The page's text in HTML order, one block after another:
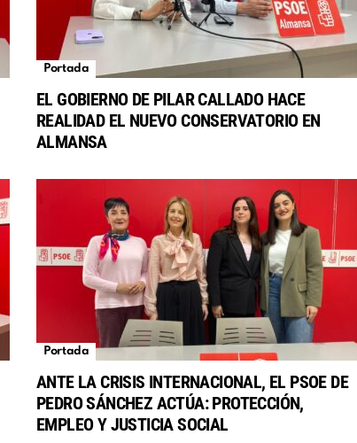
Portada
EL GOBIERNO DE PILAR CALLADO HACE
REALIDAD EL NUEVO CONSERVATORIO EN
ALMANSA
Portada
ANTE LA CRISIS INTERNACIONAL, EL PSOE DE
PEDRO SÁNCHEZ ACTÚA: PROTECCIÓN,
EMPLEO Y JUSTICIA SOCIAL